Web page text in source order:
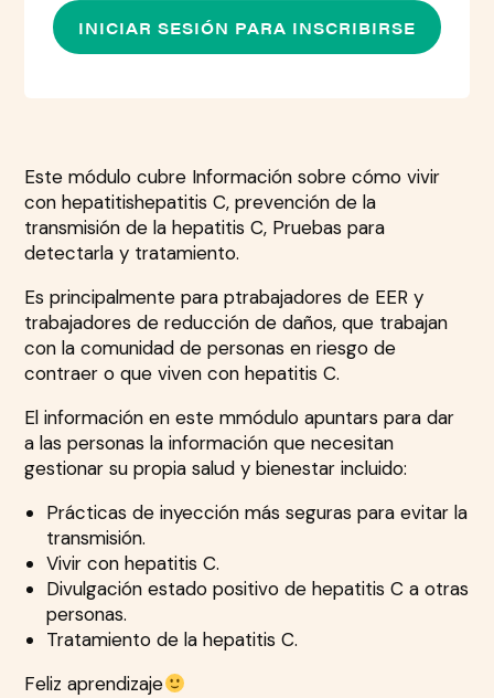
INICIAR SESIÓN PARA INSCRIBIRSE
Este módulo cubre Información sobre cómo vivir
con hepatitishepatitis C, prevención de la
transmisión de la hepatitis C, Pruebas para
detectarla y tratamiento.
Es principalmente para ptrabajadores de EER y
trabajadores de reducción de daños, que trabajan
conla comunidad de personas en riesgo de
contraer o que viven con hepatitis C.
El información en este mmóduloapuntars para dar
a las personas la información que necesitan
gestionar su propia salud y bienestar incluido:
Prácticas de inyección más seguras para evitar la
transmisión.
Vivir con hepatitis C.
Divulgaciónestado positivo de hepatitis C a otras
personas.
Tratamiento de la hepatitis C.
Feliz aprendizaje